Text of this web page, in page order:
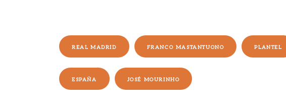
REAL MADRID FRANCO MASTANTUONO PLANTEL
ESPAÑA JOSÉ MOURINHO